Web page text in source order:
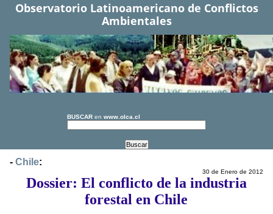
Observatorio Latinoamericano de Conflictos
Ambientales
BUSCAR en www.olca.cl
- Chile:
30 de Enero de 2012
Dossier: El conflicto de la industria
forestal en Chile